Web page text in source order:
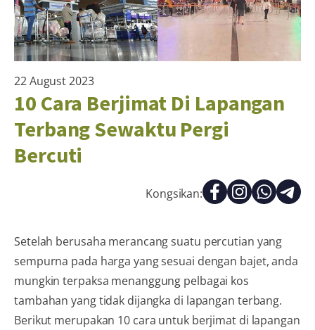
22 August 2023
10 Cara Berjimat Di Lapangan
Terbang Sewaktu Pergi
Bercuti
Kongsikan:
Setelah berusaha merancang suatu percutian yang
sempurna pada harga yang sesuai dengan bajet, anda
mungkin terpaksa menanggung pelbagai kos
tambahan yang tidak dijangka di lapangan terbang.
Berikut merupakan 10 cara untuk berjimat di lapangan